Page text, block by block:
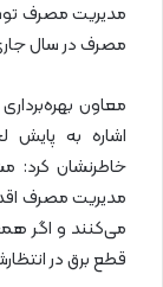
مدیریت مصرف
مصرف در سال
معاون
اشاره به
خاطرنشان کرد:
مدیریت مصرف
می‌کنند و اگر
قطع برق در